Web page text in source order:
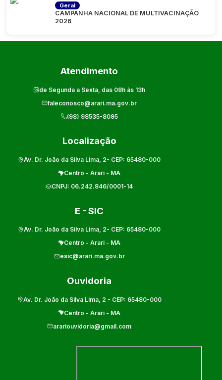
Geral
CAMPANHA NACIONAL DE MULTIVACINAÇÃO
2026
Atendimento
de Segunda a Sexta, das 08h às 13h
faleconosco@arari.ma.gov.br
(98) 98535-8095
Localização
Av. Dr. João da Silva Lima, 2- CEP: 65480-000
Centro - Arari - MA
CNPJ: 06.242.846/0001-14
E - SIC
Av. Dr. João da Silva Lima, 2- CEP: 65480-000
Centro - Arari - MA
esic@arari.ma.gov.br
Ouvidoria
Av. Dr. João da Silva Lima, 2 - CEP: 65480-000
Centro - Arari - MA
arariouvidoria@gmail.com